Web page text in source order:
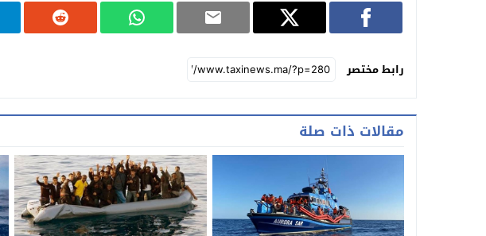
رابط مختصر
مقالات ذات صلة